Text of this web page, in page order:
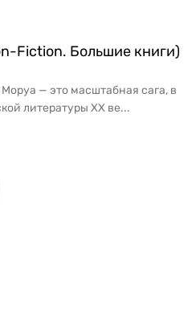
Fiction. Большие книги)
— это масштабная сага, в
литературы XX ве...